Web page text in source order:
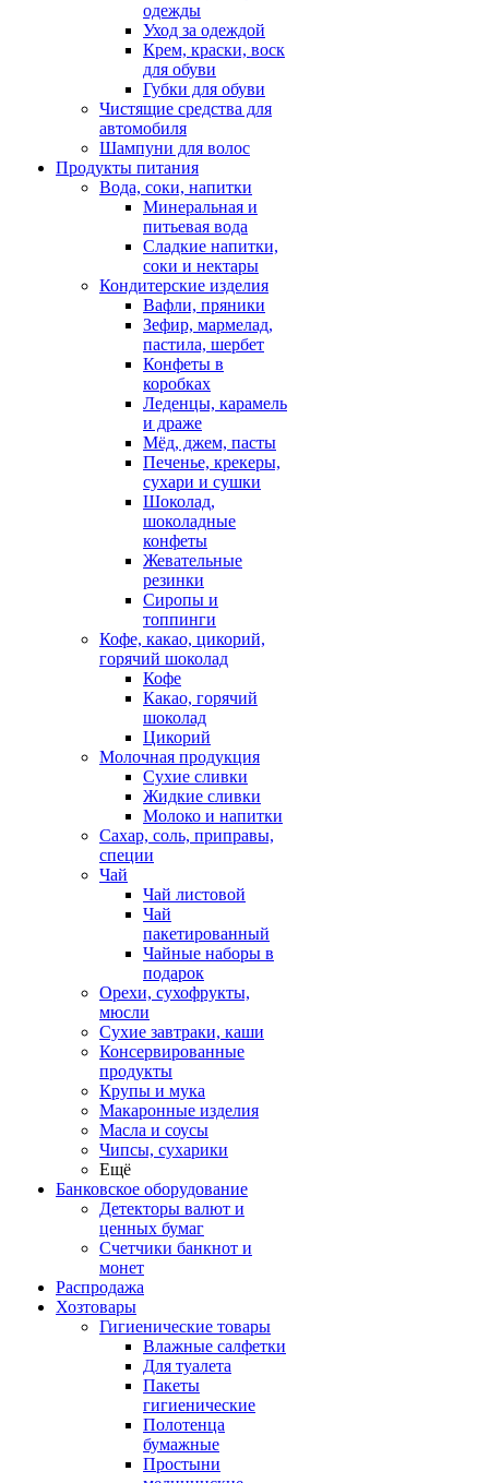
одежды
Уход за одеждой
Крем, краски, воск
для обуви
Губки для обуви
Чистящие средства для
автомобиля
Шампуни для волос
Продукты питания
Вода, соки, напитки
Минеральная и
питьевая вода
Сладкие напитки,
соки и нектары
Кондитерские изделия
Вафли, пряники
Зефир, мармелад,
пастила, шербет
Конфеты в
коробках
Леденцы, карамель
и драже
Мёд, джем, пасты
Печенье, крекеры,
сухари и сушки
Шоколад,
шоколадные
конфеты
Жевательные
резинки
Сиропы и
топпинги
Кофе, какао, цикорий,
горячий шоколад
Кофе
Какао, горячий
шоколад
Цикорий
Молочная продукция
Сухие сливки
Жидкие сливки
Молоко и напитки
Сахар, соль, приправы,
специи
Чай
Чай листовой
Чай
пакетированный
Чайные наборы в
подарок
Орехи, сухофрукты,
мюсли
Сухие завтраки, каши
Консервированные
продукты
Крупы и мука
Макаронные изделия
Масла и соусы
Чипсы, сухарики
Ещё
Банковское оборудование
Детекторы валют и
ценных бумаг
Счетчики банкнот и
монет
Распродажа
Хозтовары
Гигиенические товары
Влажные салфетки
Для туалета
Пакеты
гигиенические
Полотенца
бумажные
Простыни